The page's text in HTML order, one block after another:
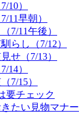
10）
11早朝）
7/11午後）
らし（7/12）
せ（7/13）
14）
7/15）
要チェック
たい見物マナー